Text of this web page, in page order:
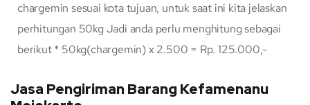
chargemin sesuai kota tujuan, untuk saat ini kita jelaskan
perhitungan 50kg Jadi anda perlu menghitung sebagai
berikut * 50kg(chargemin) x 2.500 = Rp. 125.000,-
Jasa Pengiriman Barang Kefamenanu